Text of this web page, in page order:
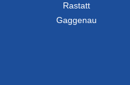
Rastatt
Gaggenau